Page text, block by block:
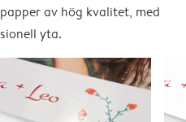
av hög kvalitet, med
yta.